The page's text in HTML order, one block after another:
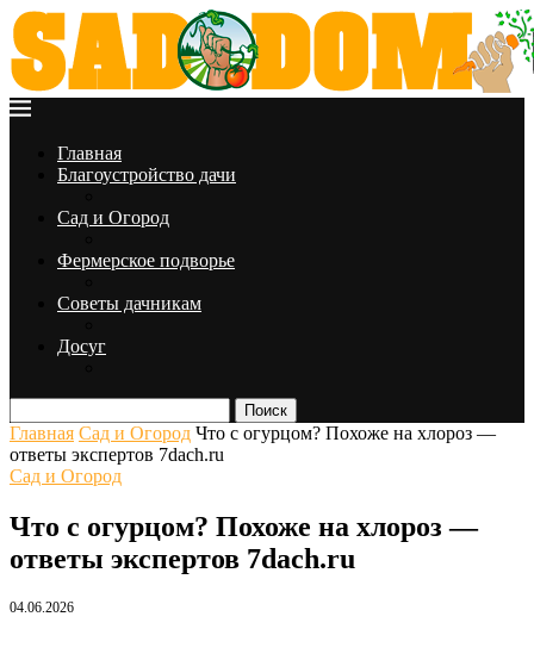
Главная
Благоустройство дачи
Сад и Огород
Фермерское подворье
Советы дачникам
Досуг
Поиск
Главная Сад и Огород Что с огурцом? Похоже на хлороз —
ответы экспертов 7dach.ru
Сад и Огород
Что с огурцом? Похоже на хлороз —
ответы экспертов 7dach.ru
04.06.2026